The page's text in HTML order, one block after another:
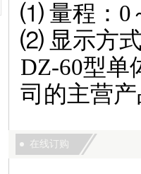
⑴ 量程：0
⑵ 显示方
DZ-60型单
司的主营
在线订购